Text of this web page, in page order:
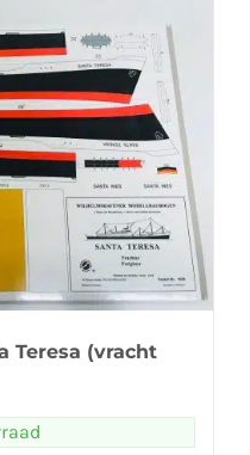
Teresa (vracht